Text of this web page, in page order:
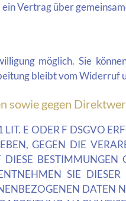
Vertrag über
möglich. Sie
bleibt vom Widerruf
sowie gegen
E ODER F DSGVO
GEGEN DIE
BESTIMMUNGEN
SIE
DATEN